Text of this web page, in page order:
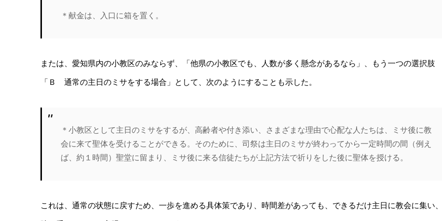
＊献金は、入口に箱を置く。
または、愛知県内の小教区のみならず、「他県の小教区でも、人数が多く懸念があるなら」、もう一つの選択肢
「Ｂ 通常の主日のミサをする場合」として、次のようにすることも示した。
＊小教区として主日のミサをするが、高齢者や付き添い、さまざまな理由で心配な人たちは、ミサ後に教
会に来て聖体を受けることができる。そのために、司祭は主日のミサが終わってから一定時間の間（例え
ば、約１時間）聖堂に留まり、ミサ後に来る信徒たちが上記方法で祈りをした後に聖体を授ける。
これは、通常の状態に戻すため、一歩を進める具体策であり、時間差があっても、できるだけ主日に教会に集い